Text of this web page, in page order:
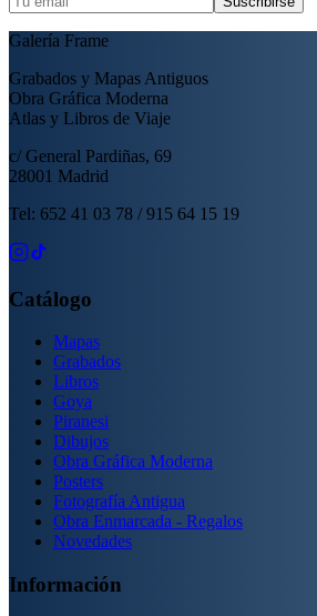
Galería Frame
Grabados y Mapas Antiguos
Obra Gráfica Moderna
Atlas y Libros de Viaje
c/ General Pardiñas, 69
28001 Madrid
Tel: 652 41 03 78 / 915 64 15 19
Catálogo
Mapas
Grabados
Libros
Goya
Piranesi
Dibujos
Obra Gráfica Moderna
Posters
Fotografía Antigua
Obra Enmarcada - Regalos
Novedades
Información